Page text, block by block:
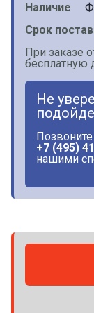
Наличие
Срок
При заказе
бесплатную
Не
+7 (495)
нашими